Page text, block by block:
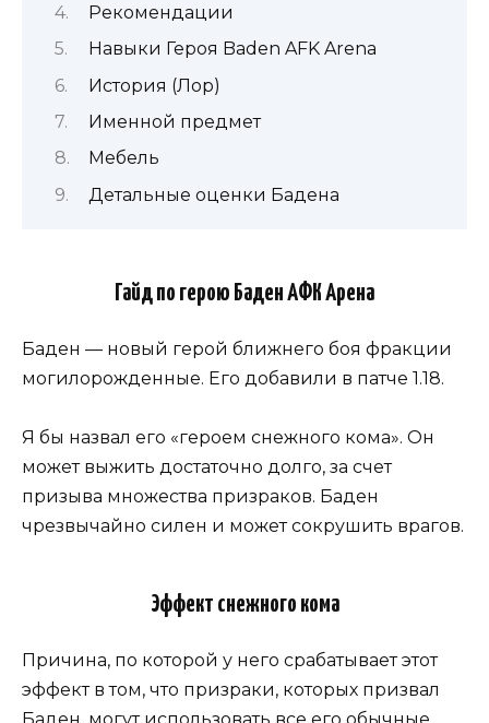
Рекомендации
Навыки Героя Baden AFK Arena
История (Лор)
Именной предмет
Мебель
Детальные оценки Бадена
Гайд по герою Баден АФК Арена
Баден — новый герой ближнего боя фракции
могилорожденные. Его добавили в патче 1.18.
Я бы назвал его «героем снежного кома». Он
может выжить достаточно долго, за счет
призыва множества призраков. Баден
чрезвычайно силен и может сокрушить врагов.
Эффект снежного кома
Причина, по которой у него срабатывает этот
эффект в том, что призраки, которых призвал